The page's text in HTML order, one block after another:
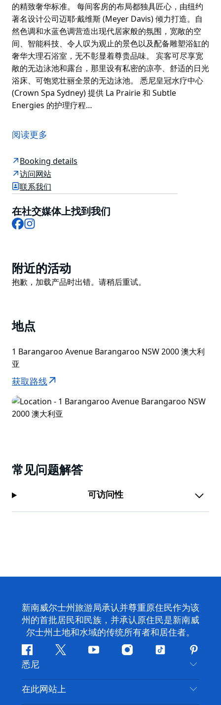
的精致奢华标准。 每间客房的布局都独具匠心，由纽约
著名设计公司迈耶·戴维斯 (Meyer Davis) 倾力打造。自
然色调和水蓝色调营造出现代居家般的氛围，宽敞的空
间、智能科技、令人叹为观止的景色以及配备雕塑浴缸的
奢华大理石浴室，无不彰显着尊贵品味。 宾客可尽享宽
敞的无边泳池和露台，那里设有私密的凉亭、舒适的日光
浴床、可饱览壮丽全景的无边泳池。 悉尼皇冠水疗中心
(Crown Spa Sydney) 提供 La Prairie 和 Subtle
Energies 的护理疗程…
华体验，打造出澳大利亚首屈一指的奢华度假绿洲。
周边环绕着繁华的都市生活，拥有美丽广阔的公园绿地、
独具特色的公共艺术作品以及众多风景如画的巷弄餐厅和
酒吧。
349间客房、套房和别墅，巍峨耸立于275米高的天际线
之上，坐拥悉尼标志性地标的壮丽景色，树立了全新的精
戴维斯 (Meyer Davis) 倾力打造。自然色调和水蓝色调营
造出现代居家般的氛围，宽敞的空间、智能科技、令人叹
宾客可尽享宽敞的无边泳池和露台，那里设有私密的凉
亭、舒适的日光浴床、可饱览壮丽全景的无边泳池。
悉尼皇冠水疗中心 (Crown Spa Sydney) 提供 La Prairie
和 Subtle Energies 的护理疗程，诚邀宾客沉浸于无与伦
比的身心健康之旅。
悉尼皇冠酒店拥有众多餐厅和酒吧，汇聚众多知名主厨，
为您带来 Nobu、Woodcut 和 CIRQ 等特色餐饮体验。
阅读更多
Booking details
访问网站
联系我们
在社交媒体上找到我们
Facebook
Product
List
附近的活动
Product
抱歉，加载产品时出错。请稍后重试。
地点
1 Barangaroo Avenue Barangaroo NSW 2000 澳大利
亚
获取路线
常见问题解答
可访问性
新南威尔士州旅游局承认并尊重原住民作为该
州的首批居民和民族，并承认原住民是新南威
尔士州土地和水域的传统所有者和居住者。
Facebook叽
喳
喳
YouTubeInstagram
抖
悉尼
联系我们
在此网站上